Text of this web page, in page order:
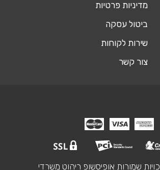
מדיניות פרטיות
ביטול עסקה
שירות לקוחות
צור קשר
שמורות אופיסשופ ריהוט משרדי